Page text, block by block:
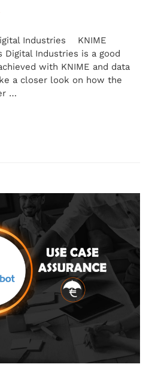
Industries KNIME
Industries is a good
with KNIME and data
a closer look on how the
…